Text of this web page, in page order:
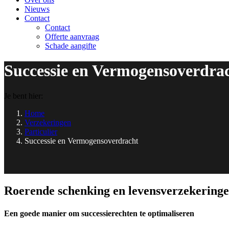
Nieuws
Contact
Contact
Offerte aanvraag
Schade aangifte
Successie en
Je bent hier:
Home
Verzekeringen
Particulier
Successie en Vermogensoverdracht
Roerende schenking en
Een goede manier om successierechten te optimaliseren